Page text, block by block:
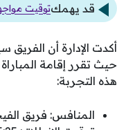
قد يهمكتوقيت
حيث تقرر إقامة
هذه التجربة:
المنافس: فريق